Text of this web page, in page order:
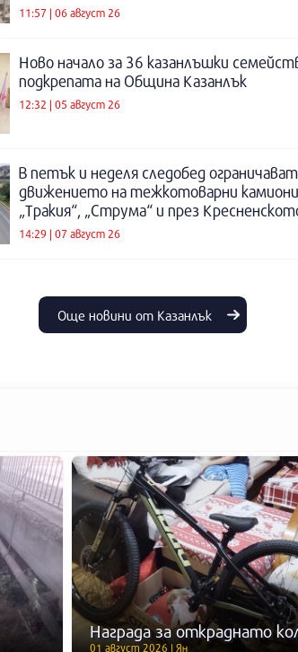
11:57 | 06 август 26
Ново начало за 36 казанлъшки
подкрепата на Община Казанлък
12:32 | 05 август 26
В петък и неделя следобед ограничават
движението на тежкотоварни
„Тракия“, „Струма“ и през
14:29 | 07 август 26
Още новини от Казанлък
Награда за откраднато
01 август 2026 | Ян